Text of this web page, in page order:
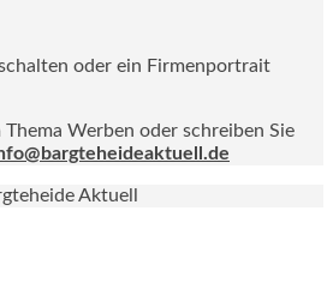
oder ein Firmenportrait
Thema Werben oder schreiben Sie
Aktuell